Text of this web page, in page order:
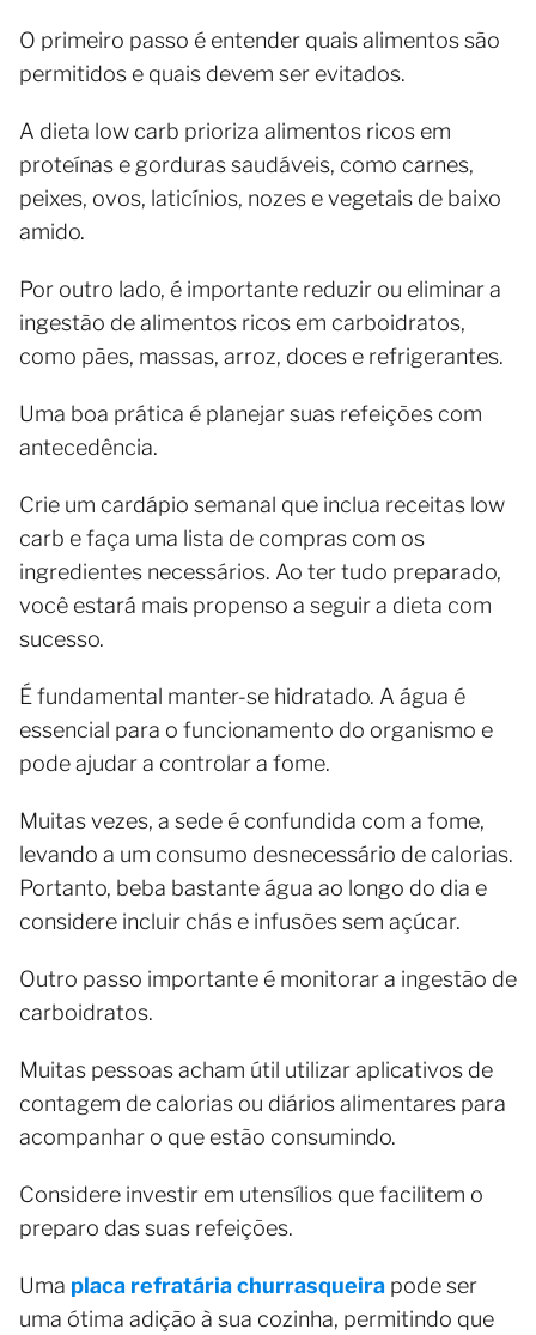
O primeiro passo é entender quais alimentos são
permitidos e quais devem ser evitados.
A dieta low carb prioriza alimentos ricos em
proteínas e gorduras saudáveis, como carnes,
peixes, ovos, laticínios, nozes e vegetais de baixo
amido.
Por outro lado, é importante reduzir ou eliminar a
ingestão de alimentos ricos em carboidratos,
como pães, massas, arroz, doces e refrigerantes.
Uma boa prática é planejar suas refeições com
antecedência.
Crie um cardápio semanal que inclua receitas low
carb e faça uma lista de compras com os
ingredientes necessários. Ao ter tudo preparado,
você estará mais propenso a seguir a dieta com
sucesso.
É fundamental manter-se hidratado. A água é
essencial para o funcionamento do organismo e
pode ajudar a controlar a fome.
Muitas vezes, a sede é confundida com a fome,
levando a um consumo desnecessário de calorias.
Portanto, beba bastante água ao longo do dia e
considere incluir chás e infusões sem açúcar.
Outro passo importante é monitorar a ingestão de
carboidratos.
Muitas pessoas acham útil utilizar aplicativos de
contagem de calorias ou diários alimentares para
acompanhar o que estão consumindo.
Considere investir em utensílios que facilitem o
preparo das suas refeições.
Uma placa refratária churrasqueira pode ser
uma ótima adição à sua cozinha, permitindo que